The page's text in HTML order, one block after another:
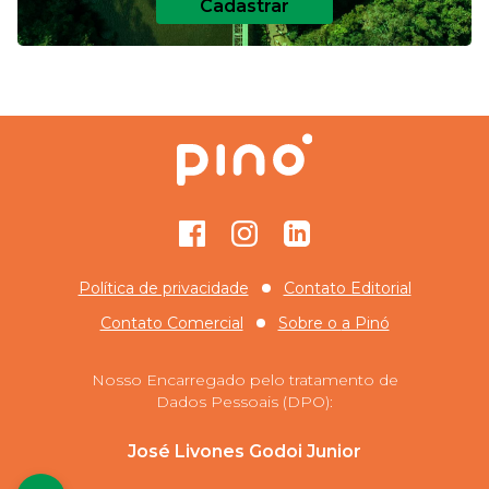
Cadastrar
FacebookInstagramGitHub
Política de privacidade
Contato Editorial
Contato Comercial
Sobre o a Pinó
Nosso Encarregado pelo tratamento de
Dados Pessoais (DPO):
José Livones Godoi Junior